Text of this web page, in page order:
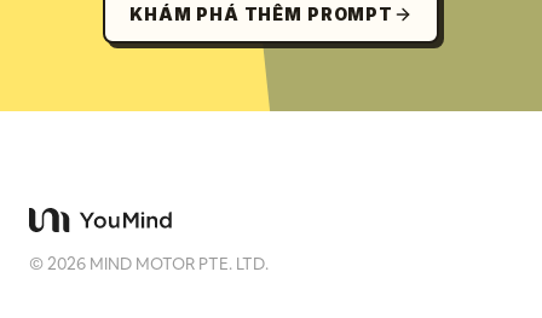
KHÁM PHÁ THÊM PROMPT
©2026 MIND MOTOR PTE. LTD.